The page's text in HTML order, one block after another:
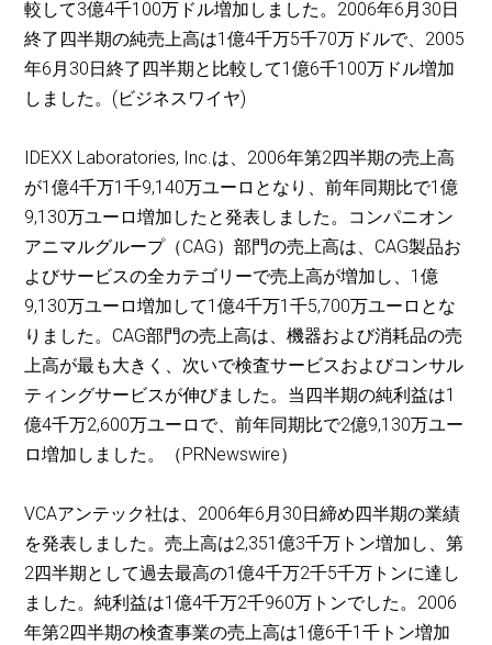
較して3億4千100万ドル増加しました。2006年6月30日
終了四半期の純売上高は1億4千万5千70万ドルで、2005
年6月30日終了四半期と比較して1億6千100万ドル増加
しました。(ビジネスワイヤ)
IDEXX Laboratories, Inc.は、2006年第2四半期の売上高
が1億4千万1千9,140万ユーロとなり、前年同期比で1億
9,130万ユーロ増加したと発表しました。コンパニオン
アニマルグループ（CAG）部門の売上高は、CAG製品お
よびサービスの全カテゴリーで売上高が増加し、1億
9,130万ユーロ増加して1億4千万1千5,700万ユーロとな
りました。CAG部門の売上高は、機器および消耗品の売
上高が最も大きく、次いで検査サービスおよびコンサル
ティングサービスが伸びました。当四半期の純利益は1
億4千万2,600万ユーロで、前年同期比で2億9,130万ユー
ロ増加しました。（PRNewswire）
VCAアンテック社は、2006年6月30日締め四半期の業績
を発表しました。売上高は2,351億3千万トン増加し、第
2四半期として過去最高の1億4千万2千5千万トンに達し
ました。純利益は1億4千万2千960万トンでした。2006
年第2四半期の検査事業の売上高は1億6千1千トン増加